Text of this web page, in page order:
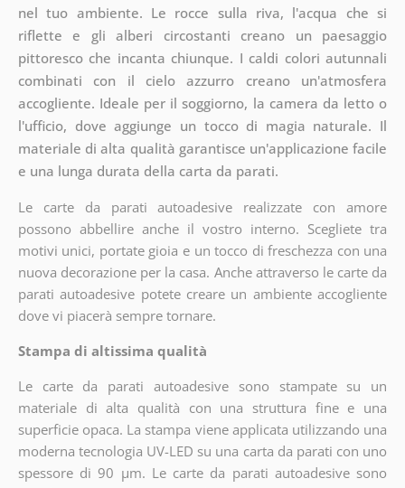
nel tuo ambiente. Le rocce sulla riva, l'acqua che si
riflette e gli alberi circostanti creano un paesaggio
pittoresco che incanta chiunque. I caldi colori autunnali
combinati con il cielo azzurro creano un'atmosfera
accogliente. Ideale per il soggiorno, la camera da letto o
l'ufficio, dove aggiunge un tocco di magia naturale. Il
materiale di alta qualità garantisce un'applicazione facile
e una lunga durata della carta da parati.
Le carte da parati autoadesive realizzate con amore
possono abbellire anche il vostro interno. Scegliete tra
motivi unici, portate gioia e un tocco di freschezza con una
nuova decorazione per la casa. Anche attraverso le carte da
parati autoadesive potete creare un ambiente accogliente
dove vi piacerà sempre tornare.
Stampa di altissima qualità
Le carte da parati autoadesive sono stampate su un
materiale di alta qualità con una struttura fine e una
superficie opaca. La stampa viene applicata utilizzando una
moderna tecnologia UV-LED su una carta da parati con uno
spessore di 90 µm. Le carte da parati autoadesive sono